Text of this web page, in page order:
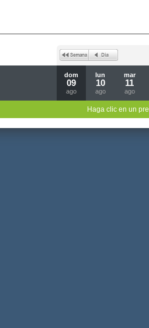
dom
09
ago
lun
10
ago
mar
11
ago
Haga clic en un